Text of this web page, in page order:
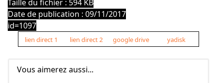
Taille du fichier : 594 KB
Date de publication : 09/11/2017
id=1097
lien direct 1 lien direct 2 google drive yadisk
Vous aimerez aussi...